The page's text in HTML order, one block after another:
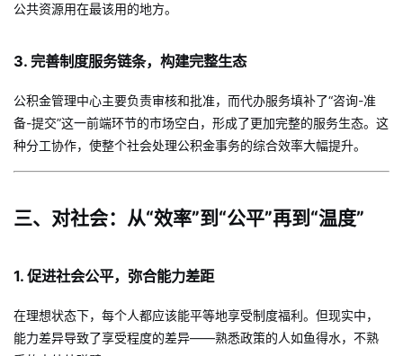
公共资源用在最该用的地方。
3. 完善制度服务链条，构建完整生态
公积金管理中心主要负责审核和批准，而代办服务填补了“咨询-准
备-提交”这一前端环节的市场空白，形成了更加完整的服务生态。这
种分工协作，使整个社会处理公积金事务的综合效率大幅提升。
三、对社会：从“效率”到“公平”再到“温度”
1. 促进社会公平，弥合能力差距
在理想状态下，每个人都应该能平等地享受制度福利。但现实中，
能力差异导致了享受程度的差异——熟悉政策的人如鱼得水，不熟